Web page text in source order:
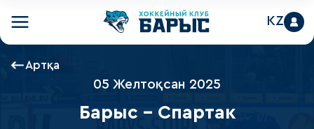
KZ
Артқа
05 Желтоқсан 2025
Барыс - Спартак